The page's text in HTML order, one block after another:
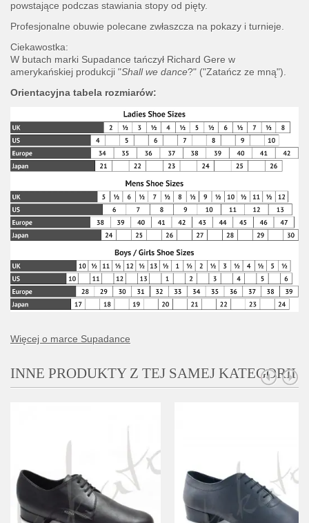
powstające podczas stawiania stopy od pięty.
Profesjonalne obuwie polecane zwłaszcza na pokazy i turnieje.
Ciekawostka:
W butach marki Supadance tańczył Richard Gere w
amerykańskiej produkcji "Shall we dance?" ("Zatańcz ze mną").
Orientacyjna tabela rozmiarów:
Więcej o marce Supadance
INNE PRODUKTY Z TEJ SAMEJ KATEGORII